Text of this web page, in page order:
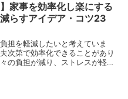
】家事を効率化し楽にする
らすアイデア・コツ23
担を軽減したいと考えていま
次第で効率化できることがあり
の負担が減り、ストレスが軽減